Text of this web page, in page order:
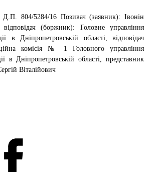
Д.П. 804/5284/16 Позивач (заявник): Івонін
(боржник): Головне управління
в Дніпропетровській області, відповідач
комісія № 1 Головного управління
в Дніпропетровській області, представник
Віталійович